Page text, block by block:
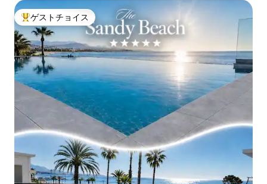
大好評のゲストチョイスです。
ゲストチョイス